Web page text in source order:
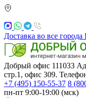
Доставка во все
Добрый офис 111033
стр.1, офис 309.
+7 (495) 150-55-37 8
пн-пт 9:00-19:00 (мск)